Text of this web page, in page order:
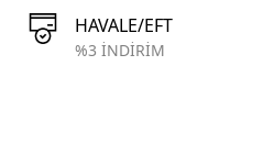
HAVALE/EFT
%3 İNDİRİM